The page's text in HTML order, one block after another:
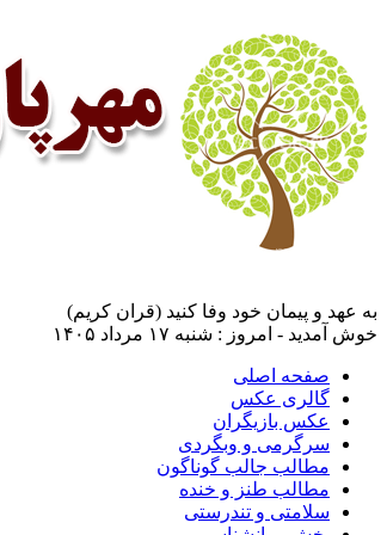
به عهد و پیمان خود وفا کنید (قران کریم)
خوش آمدید - امروز : شنبه ۱۷ مرداد ۱۴۰۵
صفحه اصلی
گالری عکس
عکس بازیگران
سرگرمی و وبگردی
مطالب جالب گوناگون
مطالب طنز و خنده
سلامتی و تندرستی